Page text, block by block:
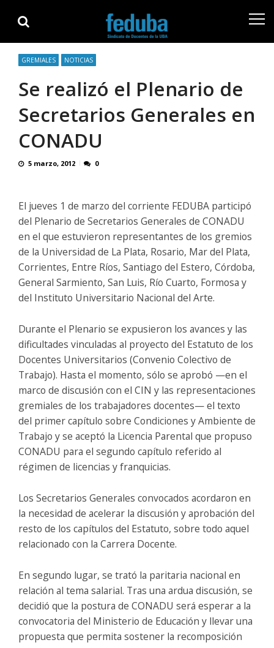
navigation
content
GREMIALES NOTICIAS
Se realizó el Plenario de
Secretarios Generales en
CONADU
5 marzo, 2012 0
El jueves 1 de marzo del corriente FEDUBA participó
del Plenario de Secretarios Generales de CONADU
en el que estuvieron representantes de los gremios
de la Universidad de La Plata, Rosario, Mar del Plata,
Corrientes, Entre Ríos, Santiago del Estero, Córdoba,
General Sarmiento, San Luis, Río Cuarto, Formosa y
del Instituto Universitario Nacional del Arte.
Durante el Plenario se expusieron los avances y las
dificultades vinculadas al proyecto del Estatuto de los
Docentes Universitarios (Convenio Colectivo de
Trabajo). Hasta el momento, sólo se aprobó —en el
marco de discusión con el CIN y las representaciones
gremiales de los trabajadores docentes— el texto
del primer capítulo sobre Condiciones y Ambiente de
Trabajo y se aceptó la Licencia Parental que propuso
CONADU para el segundo capítulo referido al
régimen de licencias y franquicias.
Los Secretarios Generales convocados acordaron en
la necesidad de acelerar la discusión y aprobación del
resto de los capítulos del Estatuto, sobre todo aquel
relacionado con la Carrera Docente.
En segundo lugar, se trató la paritaria nacional en
relación al tema salarial. Tras una ardua discusión, se
decidió que la postura de CONADU será esperar a la
convocatoria del Ministerio de Educación y llevar una
propuesta que permita sostener la recomposición